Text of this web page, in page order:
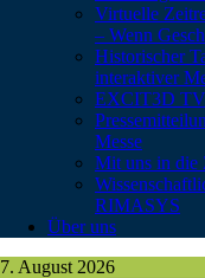
Virtuelle
– Wenn
Historischer
interaktiver
EXCIT3D TV
Messe
Mit uns in die
RIMASYS
Über uns
7. August 2026